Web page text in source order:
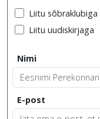
Liitu sõbraklubiga
Liitu uudiskirjaga
Nimi
E-post